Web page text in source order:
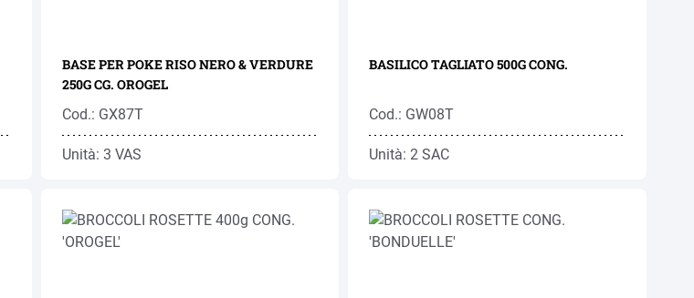
BASE PER POKE RISO NERO & VERDURE
250G CG. OROGEL
Cod.: GX87T
Unità: 3 VAS
BASILICO TAGLIATO 500G CONG.
Cod.: GW08T
Unità: 2 SAC